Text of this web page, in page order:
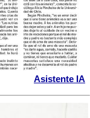
Asistente IA